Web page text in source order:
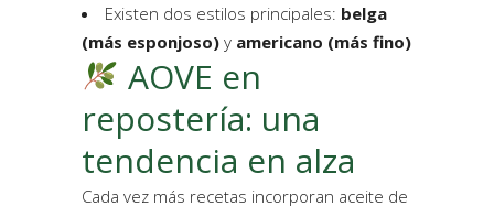
Existen dos estilos principales: belga
(más esponjoso) y americano (más fino)
AOVE en
repostería: una
tendencia en alza
Cada vez más recetas incorporan aceite de